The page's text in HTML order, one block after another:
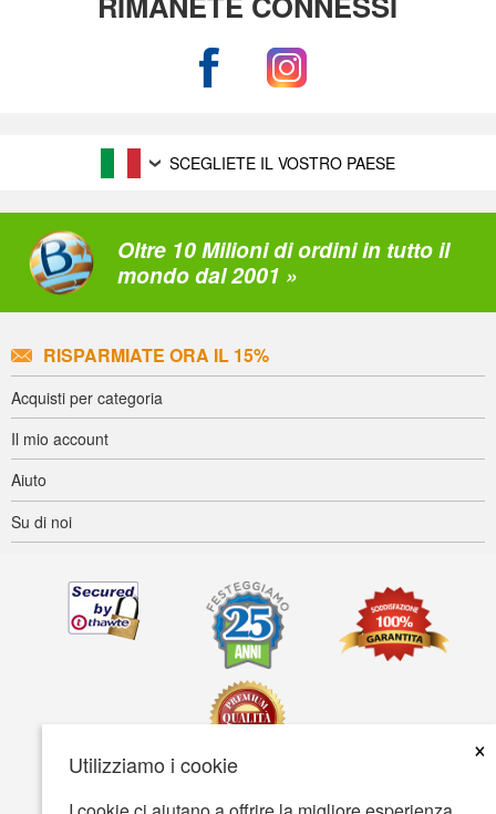
Utilizziamo i cookie
×
SCEGLIETE IL VOSTRO PAESE
Oltre 10 Milioni di ordini in tutto il
mondo dal 2001 »
RISPARMIATE ORA IL 15%
Acquisti per categoria
Il mio account
Aiuto
Su di noi